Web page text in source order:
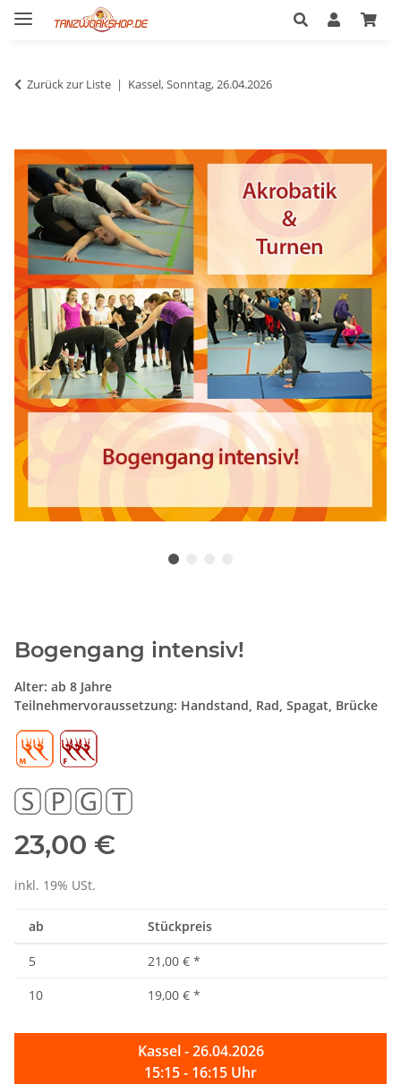
Zurück zur Liste Kassel, Sonntag, 26.04.2026
Bogengang intensiv!
Alter: ab 8 Jahre
Teilnehmervoraussetzung: Handstand, Rad, Spagat, Brücke
23,00 €
inkl. 19% USt.
ab Stückpreis
5 21,00 € *
10
19,00 € *
Kassel - 26.04.2026
15:15 - 16:15 Uhr